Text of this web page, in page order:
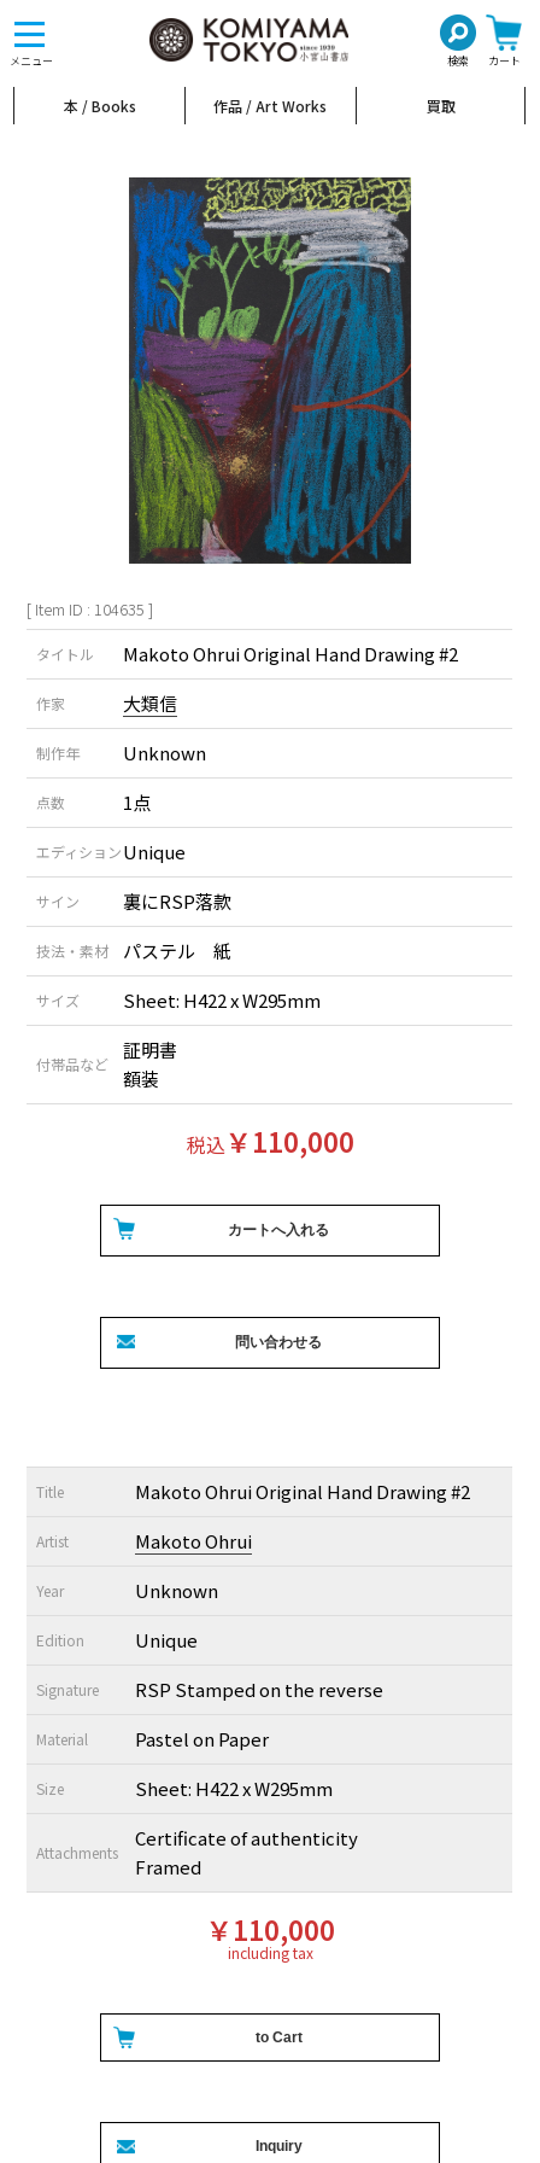
メニュー 検索 カート
toggle
navigation
本 / Books 作品 / Art Works 買取
[ Item ID : 104635 ]
タイトル Makoto Ohrui Original Hand Drawing #2
作家 大類信
制作年 Unknown
点数 1点
エディションUnique
サイン 裏にRSP落款
技法・素材 パステル 紙
サイズ Sheet: H422 x W295mm
付帯品など
証明書
額装
税込￥110,000
Title Makoto Ohrui Original Hand Drawing #2
Artist Makoto Ohrui
Year Unknown
Edition Unique
Signature RSP Stamped on the reverse
Material Pastel on Paper
Size Sheet: H422 x W295mm
Attachments
Certificate of authenticity
Framed
￥110,000
including tax